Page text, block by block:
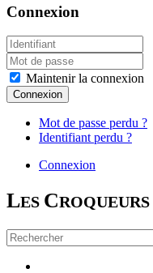
Connexion
Maintenir la connexion
Connexion
Mot de passe perdu ?
Identifiant perdu ?
Connexion
LES CROQUEURS